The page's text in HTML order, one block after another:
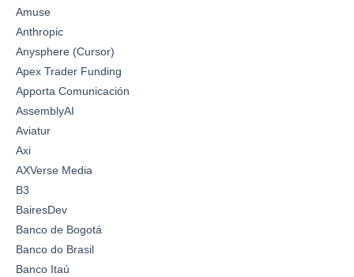
Amuse
Anthropic
Anysphere (Cursor)
Apex Trader Funding
Apporta Comunicación
AssemblyAI
Aviatur
Axi
AXVerse Media
B3
BairesDev
Banco de Bogotá
Banco do Brasil
Banco Itaú